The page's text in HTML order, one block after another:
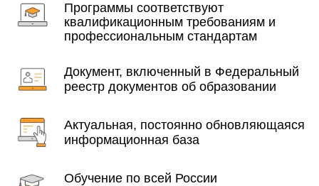
Программы соответствуют
квалификационным требованиям и
профессиональным стандартам
Документ, включенный в Федеральный
реестр документов об образовании
Актуальная, постоянно обновляющаяся
информационная база
Обучение по всей России